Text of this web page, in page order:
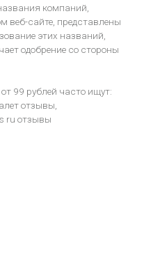
компаний,
веб-сайте, представлены
этих названий,
одобрение со стороны
99 рублей часто ищут:
отзывы,
ru отзывы